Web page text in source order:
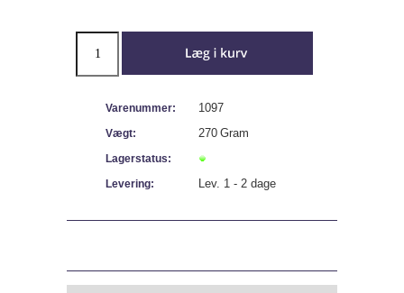
Varenummer: 1097
Vægt: 270 Gram
Lagerstatus:
Levering:
Lev. 1 - 2 dage